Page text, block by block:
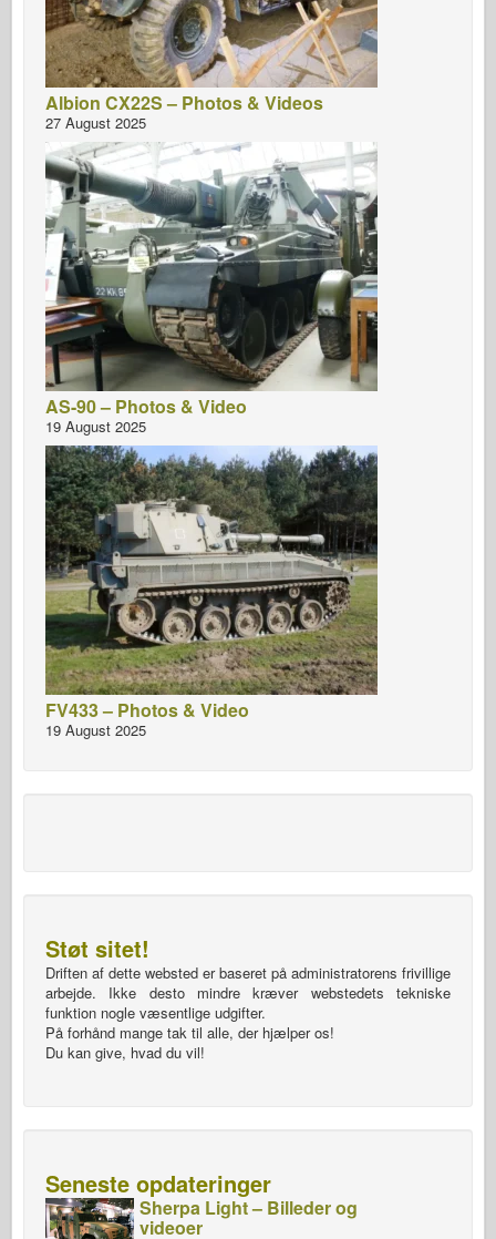
Albion CX22S – Photos & Videos
27 August 2025
AS-90 – Photos & Video
19 August 2025
FV433 – Photos & Video
19 August 2025
Støt sitet!
Driften af dette websted er baseret på administratorens frivillige
arbejde. Ikke desto mindre kræver webstedets tekniske
funktion nogle væsentlige udgifter.
På forhånd mange tak til alle, der hjælper os!
Du kan give, hvad du vil!
Seneste opdateringer
Sherpa Light – Billeder og
videoer